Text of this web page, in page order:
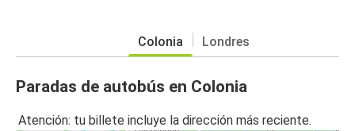
Colonia Londres
Paradas de autobús en Colonia
Atención: tu billete incluye la dirección más reciente.